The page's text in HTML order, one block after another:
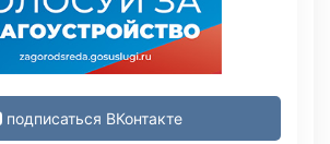
подписаться ВКонтакте